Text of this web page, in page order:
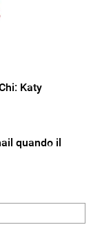
Katy
quando il